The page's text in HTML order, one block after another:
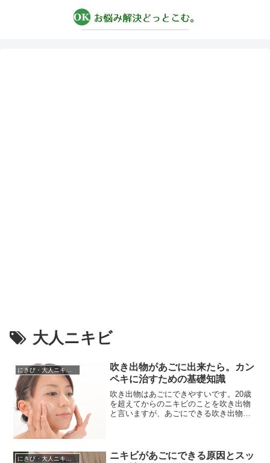
大人ニキビ
にきび・大人ニキビの治し方
吹き出物があごに出来たら。カン
ペキに治すための基礎知識
吹き出物はあごにできやすいです。20歳
を超えてからのニキビのことを吹き出物
と言いますが、あごにできる吹き出物は
す。吹き出物があごにできやすいのは、
ニキビがあごにできる原因とスッ